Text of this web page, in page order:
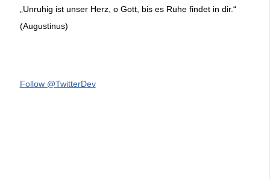
„Unruhig ist unser Herz, o Gott, bis es Ruhe findet in dir.“
(Augustinus)
Follow @TwitterDev